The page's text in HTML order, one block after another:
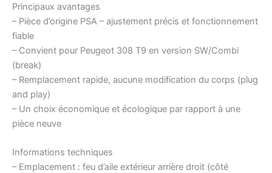
Principaux avantages
– Pièce d’origine PSA – ajustement précis et fonctionnement
fiable
– Convient pour Peugeot 308 T9 en version SW/Combi
(break)
– Remplacement rapide, aucune modification du corps (plug
and play)
– Un choix économique et écologique par rapport à une
pièce neuve
Informations techniques
– Emplacement : feu d’aile extérieur arrière droit (côté